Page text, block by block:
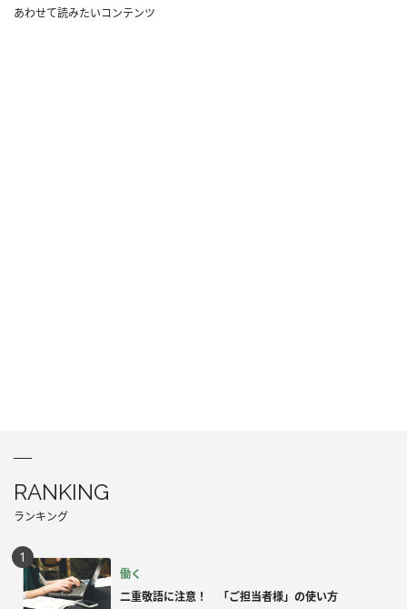
あわせて読みたいコンテンツ
RANKING
ランキング
働く
二重敬語に注意！ 「ご担当者様」の使い方